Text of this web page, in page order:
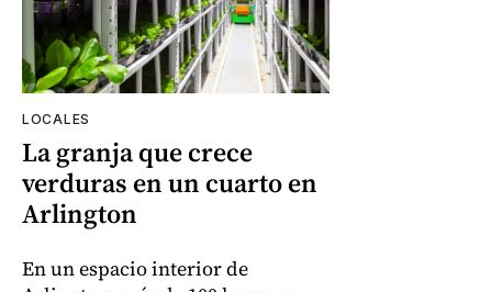
LOCALES
La granja que crece
verduras en un cuarto en
Arlington
En un espacio interior de